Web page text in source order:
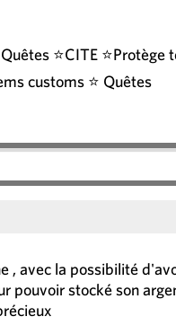
⭐CITE ⭐Protège
customs ⭐ Quêtes
, avec la possibilité
pouvoir stocké son